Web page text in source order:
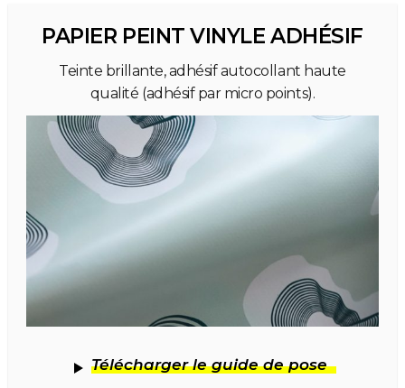
PAPIER PEINT VINYLE ADHÉSIF
Teinte brillante, adhésif autocollant haute
qualité (adhésif par micro points).
Télécharger le guide de pose